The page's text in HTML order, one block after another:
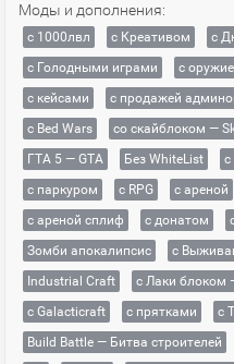
Моды и дополнения:
с 1000лвл c Креативом с
с Голодными играми
с
с кейсами
с продажей
с Bed Wars
со скайблоком —
ГТА 5 — GTA
Без WhiteList
с
с паркуром
с RPG с ареной
с ареной сплиф
с донатом
Зомби апокалипсис
с
Industrial Craft
с Лаки блоком
с Galacticraft
с прятками с
Build Battle — Битва строителей